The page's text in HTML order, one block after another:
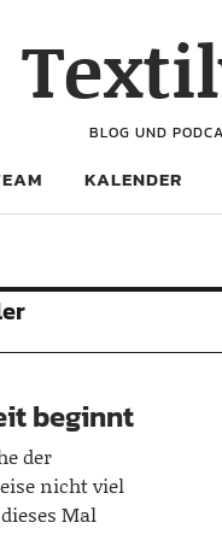
BLOG UND
KALENDER
beginnt
der
nicht viel
Mal